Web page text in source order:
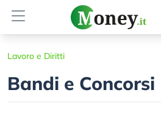
Lavoro e Diritti
Bandi e Concorsi